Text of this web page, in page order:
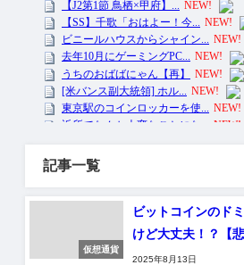
記事一覧
仮想通貨
ビットコインのド
けど大丈夫！？【悲
2025年8月13日